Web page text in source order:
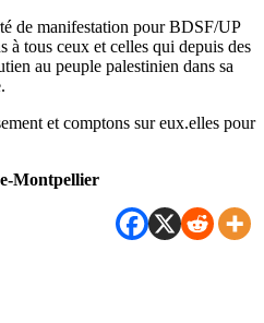
de manifestation pour BDSF/UP
à tous ceux et celles qui depuis des
au peuple palestinien dans sa
et comptons sur eux.elles pour
Montpellier